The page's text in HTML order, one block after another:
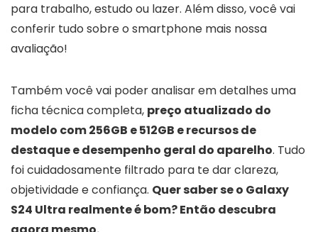
para trabalho, estudo ou lazer. Além disso, você vai
conferir tudo sobre o smartphone mais nossa
avaliação!
Também você vai poder analisar em detalhes uma
ficha técnica completa, preço atualizado do
modelo com 256GB e 512GB e recursos de
destaque e desempenho geral do aparelho. Tudo
foi cuidadosamente filtrado para te dar clareza,
objetividade e confiança. Quer saber se o Galaxy
S24 Ultra realmente é bom? Então descubra